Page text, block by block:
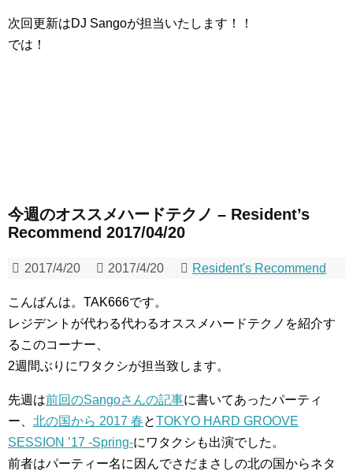
次回更新はDJ Sangoが担当いたします！！
では！
今週のオススメハードテクノ – Resident’s
Recommend 2017/04/20
2017/4/20 2017/4/20 Resident's Recommend
こんばんは。TAK666です。
レジデントが代わる代わるオススメハードテクノを紹介す
るこのコーナー、
2週間ぶりにワタクシが担当致します。
先週は前回のSangoさんの記事に書いてあったパーティ
ー、 北の国から 2017 春とTOKYO HARD GROOVE
SESSION ’17 -Spring-にワタクシも出演でした。
前者はパーティー名に因んでさだまさしの北の国からネタ